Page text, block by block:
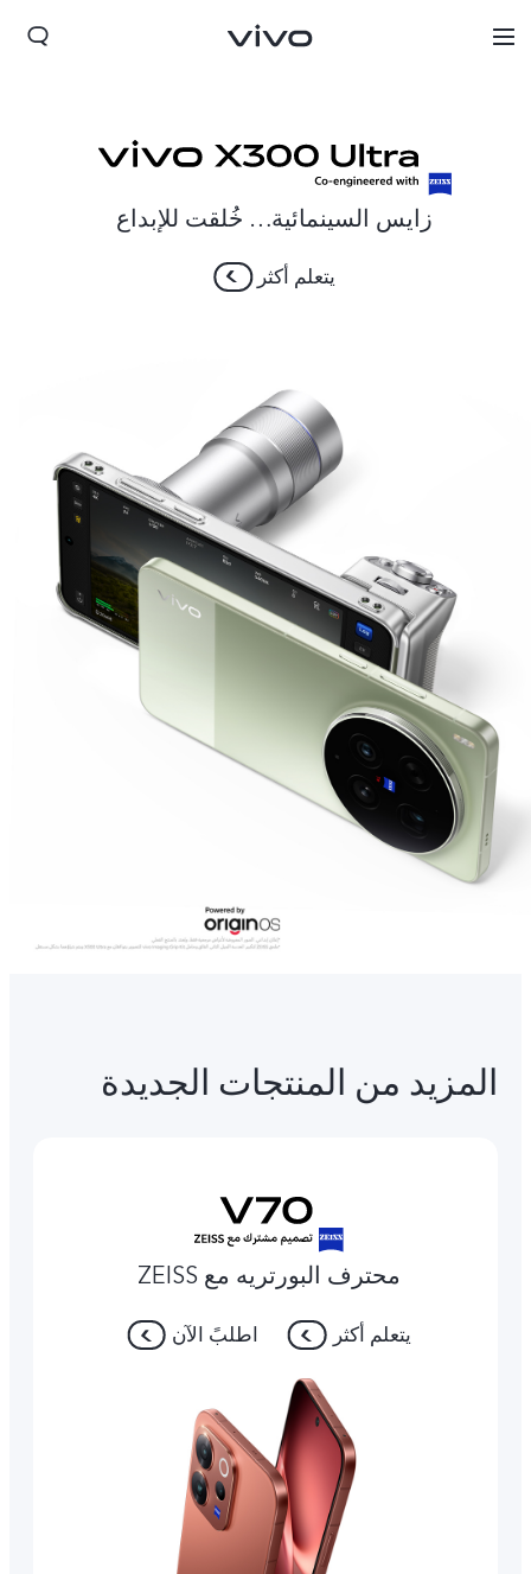
Kuwait(ar) | حدد البلد/المنطقة
زايس السينمائية… خُلقت للإبداع
يتعلم أكثر
المزيد من المنتجات الجديدة
محترف البورتريه مع ZEISS
يتعلم أكثر اطلبً الآن